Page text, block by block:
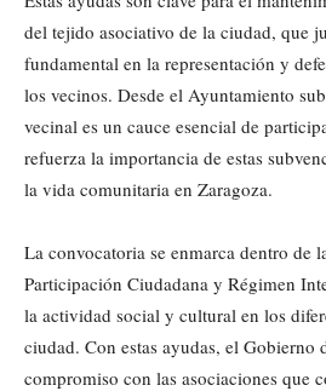
del tejido asociativo de la ciudad, que
fundamental en la representación y
los vecinos. Desde el Ayuntamiento
vecinal es un cauce esencial de
refuerza la importancia de estas
la vida comunitaria en Zaragoza.
La convocatoria se enmarca dentro de
Participación Ciudadana y Régimen
la actividad social y cultural en los
ciudad. Con estas ayudas, el Gobierno
compromiso con las asociaciones que